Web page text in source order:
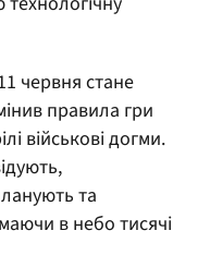
червня стане
правила гри
військові догми.
та
в небо тисячі